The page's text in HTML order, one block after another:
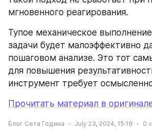
мгновенного реагирования.
Тупое механическое
задачи будет малоэффективно
пошаговом анализе. Это тот
для повышения
инструмент требует
Прочитать материал в
Блог Сета Година July 23, 2024, 15:19 0